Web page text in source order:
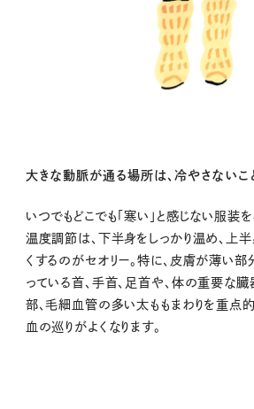
大きな動脈が通る場所は、冷やさないこ
いつでもどこでも「寒い」と感じない服装
温度調節は、下半身をしっかり温め、上
くするのがセオリー。特に、皮膚が薄い
っている首、手首、足首や、体の重要な
部、毛細血管の多い太ももまわりを重点
血の巡りがよくなります。